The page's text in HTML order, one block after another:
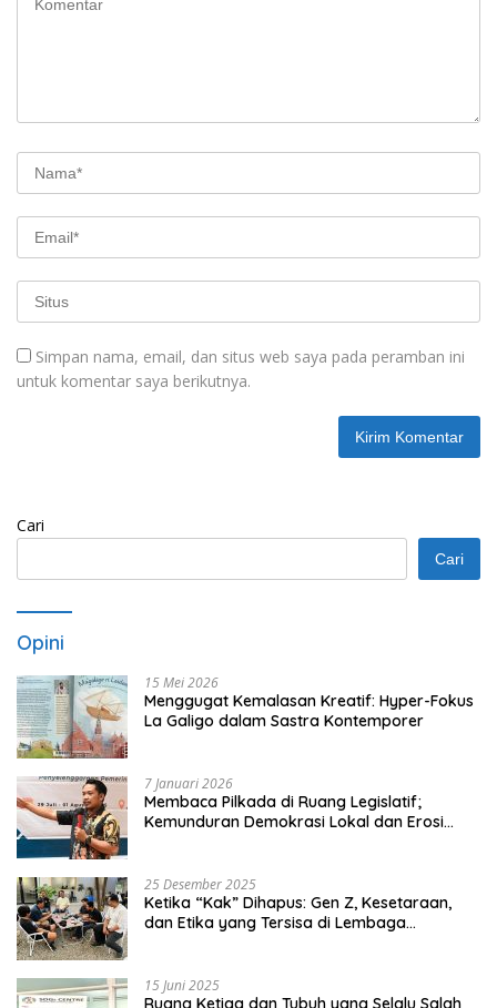
Simpan nama, email, dan situs web saya pada peramban ini
untuk komentar saya berikutnya.
Cari
Cari
Opini
15 Mei 2026
Menggugat Kemalasan Kreatif: Hyper-Fokus
La Galigo dalam Sastra Kontemporer
7 Januari 2026
Membaca Pilkada di Ruang Legislatif;
Kemunduran Demokrasi Lokal dan Erosi
25 Desember 2025
Ketika “Kak” Dihapus: Gen Z, Kesetaraan,
dan Etika yang Tersisa di Lembaga
15 Juni 2025
Ruang Ketiga dan Tubuh yang Selalu Salah